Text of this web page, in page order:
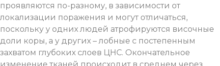
проявляются по-разному, в зависимости от
локализации поражения и могут отличаться,
поскольку у одних людей атрофируются височные
доли коры, а у других – лобные с постепенным
захватом глубоких слоев ЦНС. Окончательное